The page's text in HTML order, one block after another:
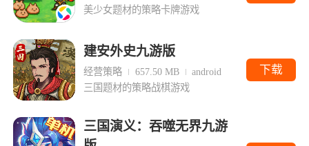
美少女题材的策略卡牌游戏
建安外史九游版
经营策略 657.50 MB
android
三国题材的策略战棋游戏
下载
三国演义：吞噬无界九游